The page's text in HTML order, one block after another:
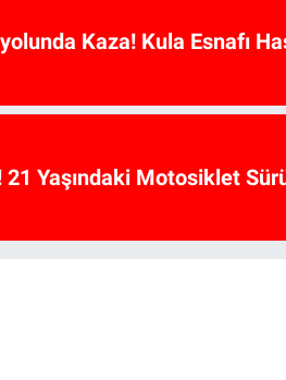
Kaza! Kula Esnafı
21 Yaşındaki Motosiklet